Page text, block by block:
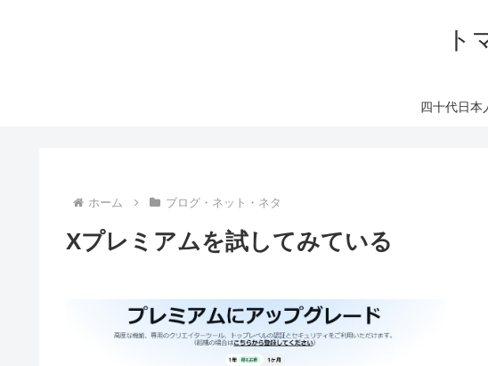
ト
四十代日本
ホーム ブログ・ネット・ネタ
Xプレミアムを試してみている